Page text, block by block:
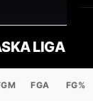
LIGA
FGA FG%